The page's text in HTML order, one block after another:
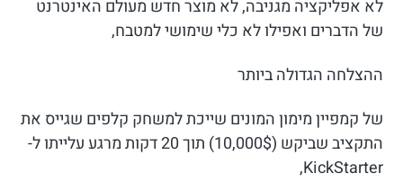
לא אפליקציה מגניבה, לא מוצר חדש מעולם האינטרנט
של הדברים ואפילו לא כלי שימושי למטבח,
ההצלחה הגדולה ביותר
של קמפיין מימון המונים שייכת למשחק קלפים שגייס את
התקציב שביקש (10,000$) תוך 20 דקות מרגע עלייתו ל-
KickStarter,